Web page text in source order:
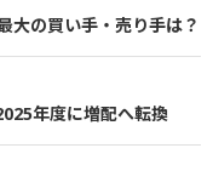
大の買い手・売り手は？
年度に増配へ転換